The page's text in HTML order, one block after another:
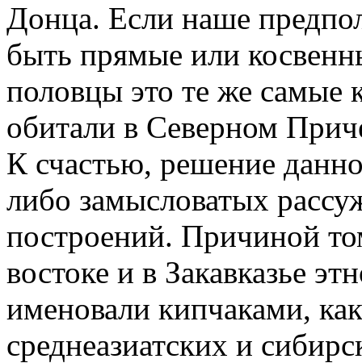
Донца. Если наше
быть прямые или
половцы это те же самые
обитали в Северном
К счастью, решение
либо замысловатых
построений. Причиной
востоке и в Закавказье
именовали кипчаками,
среднеазиатских и